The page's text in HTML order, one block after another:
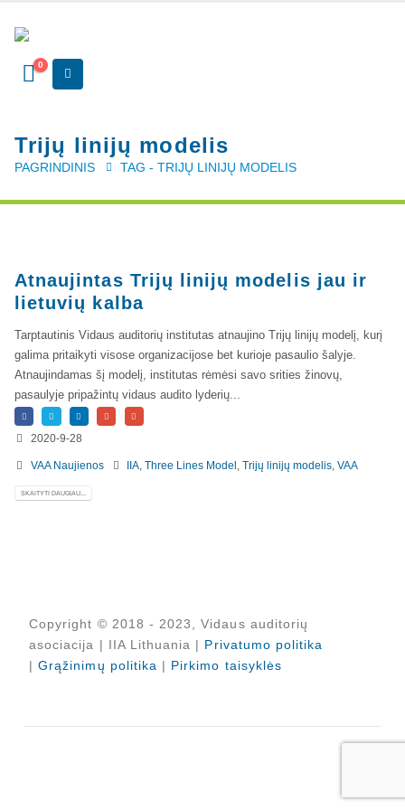
0
Trijų linijų modelis
PAGRINDINIS TAG - TRIJŲ LINIJŲ MODELIS
Atnaujintas Trijų linijų modelis jau ir
lietuvių kalba
Tarptautinis Vidaus auditorių institutas atnaujino Trijų linijų modelį, kurį
galima pritaikyti visose organizacijose bet kurioje pasaulio šalyje.
Atnaujindamas šį modelį, institutas rėmėsi savo srities žinovų,
pasaulyje pripažintų vidaus audito lyderių...
2020-9-28
VAA Naujienos IIA ,Three Lines Model ,Trijų linijų modelis ,VAA
SKAITYTI DAUGIAU...
SERTIFIKATAI
CRMA Medžiaga
info@vaa.lt
NAUJIENLAIŠKIS
Registruokitės naujienlaiškiui apie Vidaus Auditorių asociaciją!
Copyright © 2018 - 2023, Vidaus auditorių
asociacija | IIA Lithuania | Privatumo politika
|Grąžinimų politika | Pirkimo taisyklės